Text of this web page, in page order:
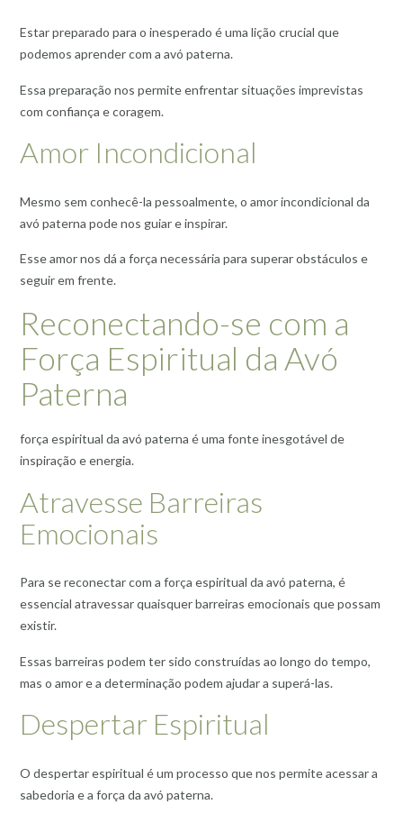
Estar preparado para o inesperado é uma lição crucial que
podemos aprender com a avó paterna.
Essa preparação nos permite enfrentar situações imprevistas
com confiança e coragem.
Amor Incondicional
Mesmo sem conhecê-la pessoalmente, o amor incondicional da
avó paterna pode nos guiar e inspirar.
Esse amor nos dá a força necessária para superar obstáculos e
seguir em frente.
Reconectando-se com a
Força Espiritual da Avó
Paterna
força espiritual da avó paterna é uma fonte inesgotável de
inspiração e energia.
Atravesse Barreiras
Emocionais
Para se reconectar com a força espiritual da avó paterna, é
essencial atravessar quaisquer barreiras emocionais que possam
existir.
Essas barreiras podem ter sido construídas ao longo do tempo,
mas o amor e a determinação podem ajudar a superá-las.
Despertar Espiritual
O despertar espiritual é um processo que nos permite acessar a
sabedoria e a força da avó paterna.